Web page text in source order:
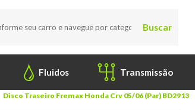
Buscar
Fluidos Transmissão
Disco Traseiro Fremax Honda Crv 05/06 (Par) BD2913